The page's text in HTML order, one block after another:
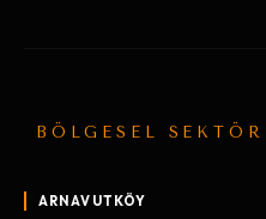
BÖLGESEL
ARNAVUTKÖY